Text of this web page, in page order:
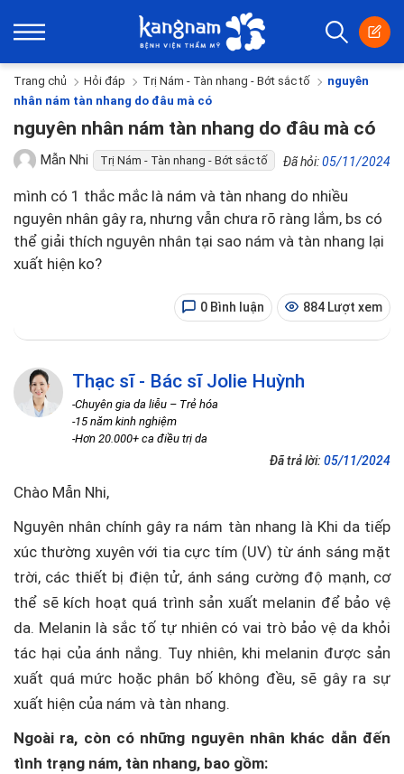
Trang chủ Hỏi đáp Trị Nám - Tàn nhang - Bớt sắc tố
nguyên
nhân nám tàn nhang do đâu mà có
nguyên nhân nám tàn nhang do đâu mà có
Mẫn Nhi Trị Nám - Tàn nhang - Bớt sắc tố Đã hỏi:05/11/2024
mình có 1 thắc mắc là nám và tàn nhang do nhiều
nguyên nhân gây ra, nhưng vẫn chưa rõ ràng lắm, bs có
thể giải thích nguyên nhân tại sao nám và tàn nhang lại
xuất hiện ko?
0 Bình luận 884 Lượt xem
Thạc sĩ - Bác sĩ Jolie Huỳnh
-Chuyên gia da liễu – Trẻ hóa
-15 năm kinh nghiệm
-Hơn 20.000+ ca điều trị da
Đã trả lời: 05/11/2024
Chào Mẫn Nhi,
Nguyên nhân chính gây ra nám tàn nhang là Khi da tiếp
xúc thường xuyên với tia cực tím (UV) từ ánh sáng mặt
trời, các thiết bị điện tử, ánh sáng cường độ mạnh, cơ
thể sẽ kích hoạt quá trình sản xuất melanin để bảo vệ
da. Melanin là sắc tố tự nhiên có vai trò bảo vệ da khỏi
tác hại của ánh nắng. Tuy nhiên, khi melanin được sản
xuất quá mức hoặc phân bố không đều, sẽ gây ra sự
xuất hiện của nám và tàn nhang.
Ngoài ra, còn có những nguyên nhân khác dẫn đến
tình trạng nám, tàn nhang, bao gồm: